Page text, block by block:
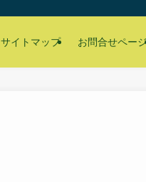
サイトマップ お問合せペー